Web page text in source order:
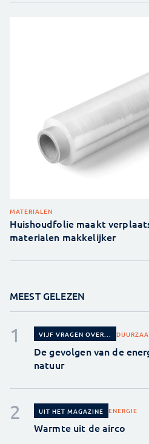
MATERIALEN
Huishoudfolie maakt
materialen makkelijker
MEEST GELEZEN
VIJF VRAGEN OVER...
De gevolgen van de
natuur
UIT HET MAGAZINE ENERGIE
Warmte uit de airco